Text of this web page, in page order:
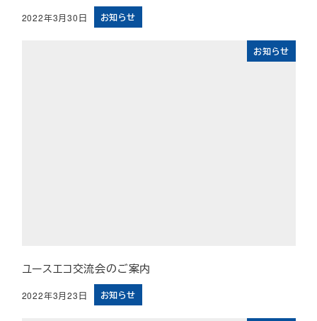
投稿日
2022年3月30日 お知らせ
お知らせ
ユースエコ交流会のご案内
投稿日
2022年3月23日 お知らせ